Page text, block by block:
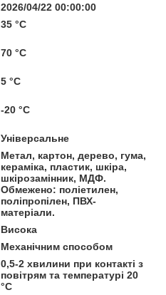
2026/04/22 00:00:00
35 °С
70 °С
5 °С
-20 °С
Універсальне
Метал, картон, дерево, гума,
кераміка, пластик, шкіра,
шкірозамінник, МДФ.
Обмежено: поліетилен,
поліпропілен, ПВХ-
матеріали.
Висока
Механічним способом
0,5-2 хвилини при контакті з
повітрям та температурі 20
°C